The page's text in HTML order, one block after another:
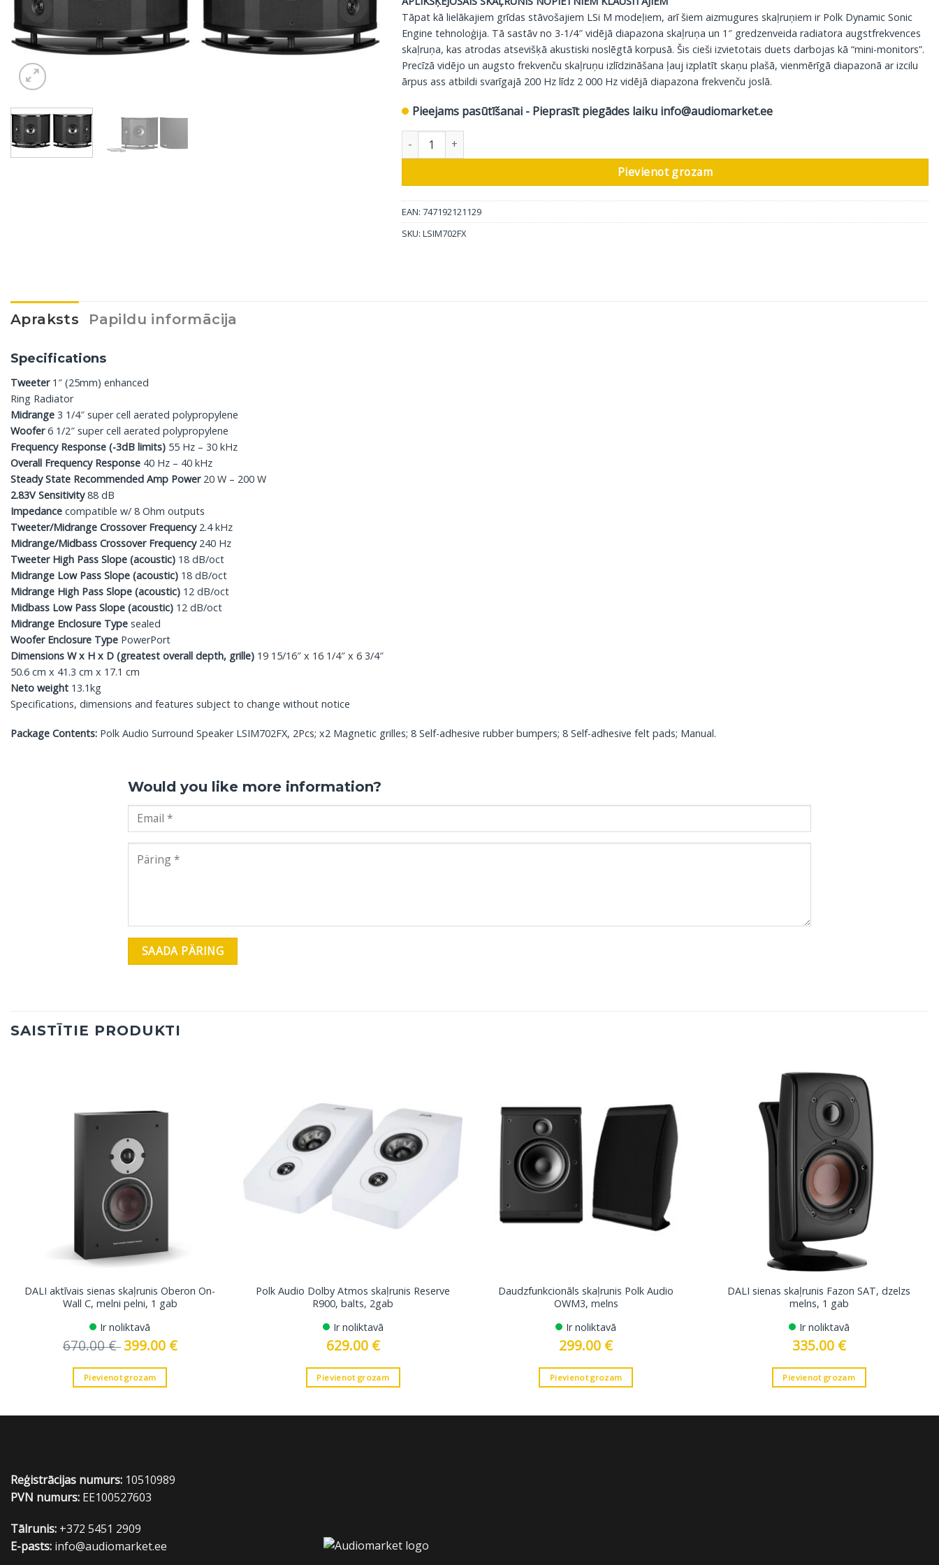
Tāpat kā lielākajiem grīdas stāvošajiem LSi M modeļiem, arī šiem aizmugures skaļruņiem ir Polk Dynamic Sonic
Engine tehnoloģija. Tā sastāv no 3-1/4″ vidējā diapazona skaļruņa un 1″ gredzenveida radiatora augstfrekvences
skaļruņa, kas atrodas atsevišķā akustiski noslēgtā korpusā. Šis cieši izvietotais duets darbojas kā “mini-monitors”.
Precīzā vidējo un augsto frekvenču skaļruņu izlīdzināšana ļauj izplatīt skaņu plašā, vienmērīgā diapazonā ar izcilu
ārpus ass atbildi svarīgajā 200 Hz līdz 2 000 Hz vidējā diapazona frekvenču joslā.
Pieejams pasūtīšanai - Pieprasīt piegādes laiku info@audiomarket.ee
Polk Audio Aizmugures skaļruņi LSIM702FX, 2gab daudzums
Pievienot grozam
EAN: 747192121129
SKU: LSIM702FX
Apraksts Papildu informācija
Specifications
Tweeter1″ (25mm) enhanced
Ring Radiator
Midrange 3 1/4″ super cell aerated polypropylene
Woofer6 1/2″ super cell aerated polypropylene
Frequency Response (-3dB limits) 55 Hz – 30 kHz
Overall Frequency Response 40 Hz – 40 kHz
Steady State Recommended Amp Power 20 W – 200 W
2.83V Sensitivity88 dB
Impedance compatible w/ 8 Ohm outputs
Tweeter/Midrange Crossover Frequency2.4 kHz
Midrange/Midbass Crossover Frequency240 Hz
Tweeter High Pass Slope (acoustic) 18 dB/oct
Midrange Low Pass Slope (acoustic) 18 dB/oct
Midrange High Pass Slope (acoustic) 12 dB/oct
Midbass Low Pass Slope (acoustic) 12 dB/oct
Midrange Enclosure Type sealed
Woofer Enclosure Type PowerPort
Dimensions W x H x D (greatest overall depth, grille) 19 15/16″ x 16 1/4″ x 6 3/4″
50.6 cm x 41.3 cm x 17.1 cm
Neto weight 13.1kg
Specifications, dimensions and features subject to change without notice
Package Contents: Polk Audio Surround Speaker LSIM702FX, 2Pcs; x2 Magnetic grilles; 8 Self-adhesive rubber bumpers; 8 Self-adhesive felt pads; Manual.
Would you like more information?
SAISTĪTIE PRODUKTI
DALI aktīvais sienas skaļrunis Oberon On-
Wall C, melni pelni, 1 gab
Ir noliktavā
670.00€ Original
price
670.00 €.
399.00 €Current
price
Pievienot grozam
Polk Audio Dolby Atmos skaļrunis Reserve
R900, balts, 2gab
Ir noliktavā
629.00 €
Pievienot grozam
Daudzfunkcionāls skaļrunis Polk Audio
OWM3, melns
Ir noliktavā
299.00 €
Pievienot grozam
DALI sienas skaļrunis Fazon SAT, dzelzs
melns, 1 gab
Ir noliktavā
335.00 €
Pievienot grozam
Reģistrācijas numurs: 10510989
PVN numurs: EE100527603
Tālrunis: +372 5451 2909
E-pasts: info@audiomarket.ee